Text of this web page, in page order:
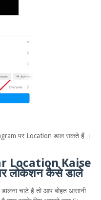
पर Location डाल सकते हैं ।
Location Kaise
पर लोकेशन कैसे डाले
डालना चाटे है तो आप बोहत आसानी